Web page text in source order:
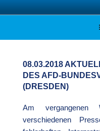
Zum
Inhalt AFD
08.03.2018
DES AFD-
(DRESDEN)
Am
verschiedenen